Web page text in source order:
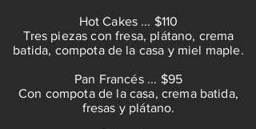
Hot Cakes ... $110
Tres piezas con fresa, plátano, crema
batida, compota de la casa y miel maple.
Pan Francés ... $95
Con compota de la casa, crema batida,
fresas y plátano.